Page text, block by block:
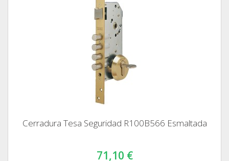
Cerradura Tesa Seguridad R100B566 Esmaltada
71,10 €